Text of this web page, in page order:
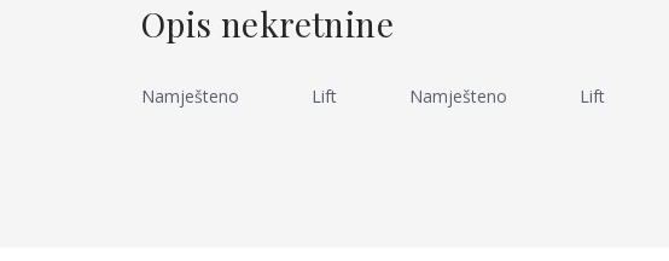
Opis nekretnine
Namješteno Lift Namješteno Lift